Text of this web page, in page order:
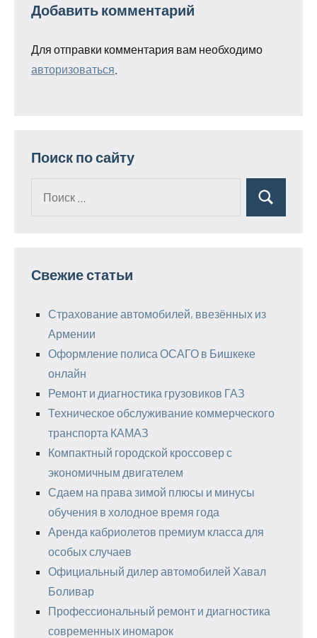
Добавить комментарий
Для отправки комментария вам необходимо
авторизоваться
Поиск по сайту
Поиск
Свежие статьи
Страхование автомобилей, ввезённых из
Армении
Оформление полиса ОСАГО в Бишкеке
онлайн
Ремонт и диагностика грузовиков ГАЗ
Техническое обслуживание коммерческого
транспорта КАМАЗ
Компактный городской кроссовер с
экономичным двигателем
Сдаем на права зимой плюсы и минусы
обучения в холодное время года
Аренда кабриолетов премиум класса для
особых случаев
Официальный дилер автомобилей Хавал
Боливар
Профессиональный ремонт и диагностика
современных иномарок